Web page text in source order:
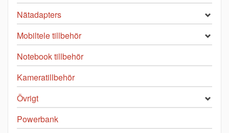
Nätadapters
Mobiltele tillbehör
Notebook tillbehör
Kameratillbehör
Övrigt
Powerbank